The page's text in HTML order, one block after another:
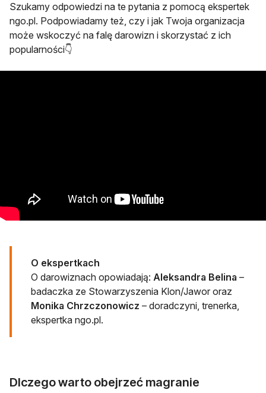
Szukamy odpowiedzi na te pytania z pomocą ekspertek
ngo.pl. Podpowiadamy też, czy i jak Twoja organizacja
może wskoczyć na falę darowizn i skorzystać z ich
popularności👇
O ekspertkach
O darowiznach opowiadają: Aleksandra Belina –
badaczka ze Stowarzyszenia Klon/Jawor oraz
Monika Chrzczonowicz – doradczyni, trenerka,
ekspertka ngo.pl.
Dlczego warto obejrzeć magranie